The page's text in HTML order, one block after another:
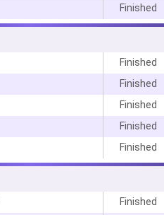
Finished
Finished
Finished
Finished
Finished
Finished
Finished